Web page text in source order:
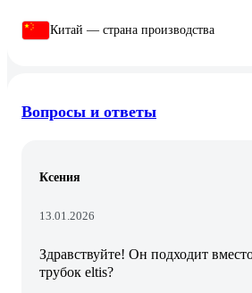
Китай — страна производства
Вопросы и ответы
Ксения
13.01.2026
Здравствуйте! Он подходит
трубок eltis?